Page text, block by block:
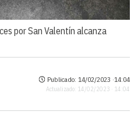
por San Valentín alcanza
Publicado: 14/02/2023 ·14:04
Actualizado: 14/02/2023 · 14:04